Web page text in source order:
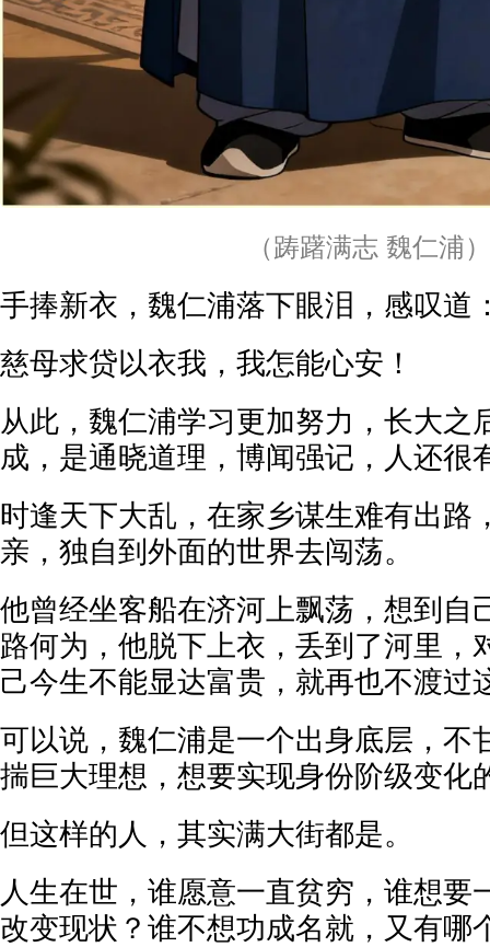
（踌躇满志 魏仁浦）
手捧新衣，魏仁浦落下眼泪，感叹道
慈母求贷以衣我，我怎能心安！
从此，魏仁浦学习更加努力，长大之
成，是通晓道理，博闻强记，人还很
时逢天下大乱，在家乡谋生难有出路
亲，独自到外面的世界去闯荡。
他曾经坐客船在济河上飘荡，想到自
路何为，他脱下上衣，丢到了河里，
己今生不能显达富贵，就再也不渡过
可以说，魏仁浦是一个出身底层，不
揣巨大理想，想要实现身份阶级变化
但这样的人，其实满大街都是。
人生在世，谁愿意一直贫穷，谁想要
改变现状？谁不想功成名就，又有哪